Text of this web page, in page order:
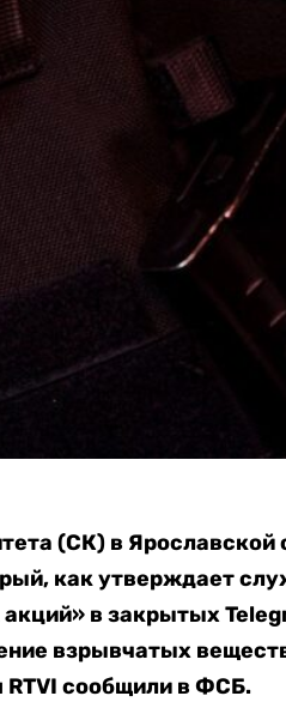
(СК) в Ярославской
как утверждает
в закрытых
взрывчатых
сообщили в ФСБ.